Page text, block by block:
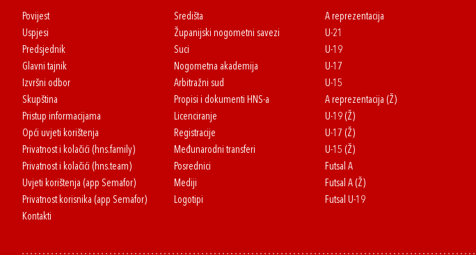
Povijest
Uspjesi
Predsjednik
Glavni tajnik
Izvršni odbor
Skupština
Pristup informacijama
Opći uvjeti korištenja
Privatnost i kolačići (hns.family)
Privatnost i kolačići (hns.team)
Uvjeti korištenja (app Semafor)
Privatnost korisnika (app Semafor)
Kontakti
Središta
Županijski nogometni savezi
Suci
Nogometna akademija
Arbitražni sud
Propisi i dokumenti HNS-a
Licenciranje
Registracije
Međunarodni transferi
Posrednici
Mediji
Logotipi
A reprezentacija
U-21
U-19
U-17
U-15
A reprezentacija (Ž)
U-19 (Ž)
U-17 (Ž)
U-15 (Ž)
Futsal A
Futsal A (Ž)
Futsal U-19